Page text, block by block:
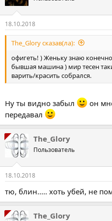
18.10.2018
The_Glory сказав(ла):
офигеть! ) Женьку знаю
бывшая машина ) мир тесен
варить/красить собрался.
Ну ты видно забыл
он
передавал
The_Glory
Пользователь
18.10.2018
тю, блин..... хоть убей, не
The_Glory